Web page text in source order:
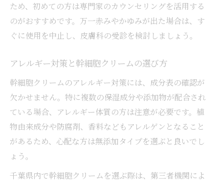
信頼できる幹細胞クリームの見分け方ガイ
ド
千葉県で幹細胞クリームを賢く選ぶ秘訣
幹細胞クリーム購入時に気をつけたい注意
敏感肌が安心して使える幹細胞クリームの
条件
ため、初めての方は専門家のカウンセリングを活用する
のがおすすめです。万一赤みやかゆみが出た場合は、す
ぐに使用を中止し、皮膚科の受診を検討しましょう。
アレルギー対策と幹細胞クリームの選び方
幹細胞クリームのアレルギー対策には、成分表の確認が
欠かせません。特に複数の保湿成分や添加物が配合され
ている場合、アレルギー体質の方は注意が必要です。植
物由来成分や防腐剤、香料などもアレルゲンとなること
があるため、心配な方は無添加タイプを選ぶと良いでし
ょう。
千葉県内で幹細胞クリームを選ぶ際は、第三者機関によ